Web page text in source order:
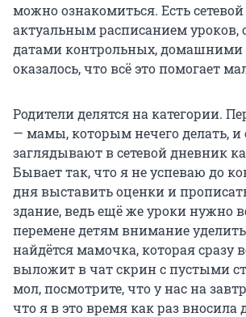
можно ознакомиться. Есть
актуальным расписанием уроков,
датами контрольных, домашними
оказалось, что всё это помогает
Родители делятся на категории.
— мамы, которым нечего делать, и
заглядывают в сетевой дневник
Бывает так, что я не успеваю до
дня выставить оценки и
здание, ведь ещё же уроки нужно
перемене детям внимание
найдётся мамочка, которая сразу
выложит в чат скрин с пустыми
мол, посмотрите, что у нас на
что я в это время как раз вносила